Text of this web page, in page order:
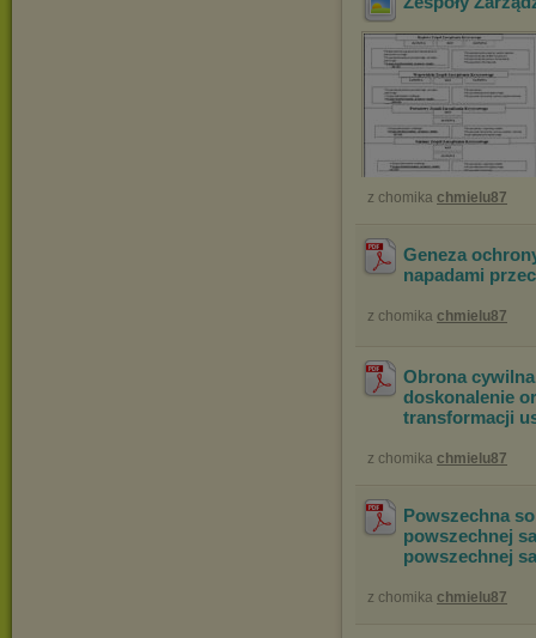
z chomika chmielu87
Geneza
napadami
z chomika chmielu87
Obrona
doskonalenie
transformacji
z chomika chmielu87
Powszechna
powszechnej
powszechnej
z chomika chmielu87